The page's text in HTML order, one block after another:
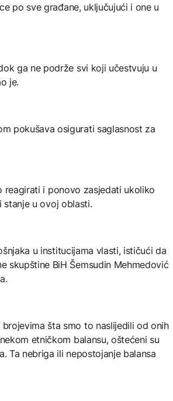
po sve građane, uključujući i one u
ga ne podrže svi koji učestvuju u
je.
pokušava osigurati saglasnost za
reagirati i ponovo zasjedati ukoliko
u ovoj oblasti.
u institucijama vlasti, ističući da
skupštine BiH Šemsudin Mehmedović
šta smo to naslijedili od onih
etničkom balansu, oštećeni su
Ta nebriga ili nepostojanje balansa